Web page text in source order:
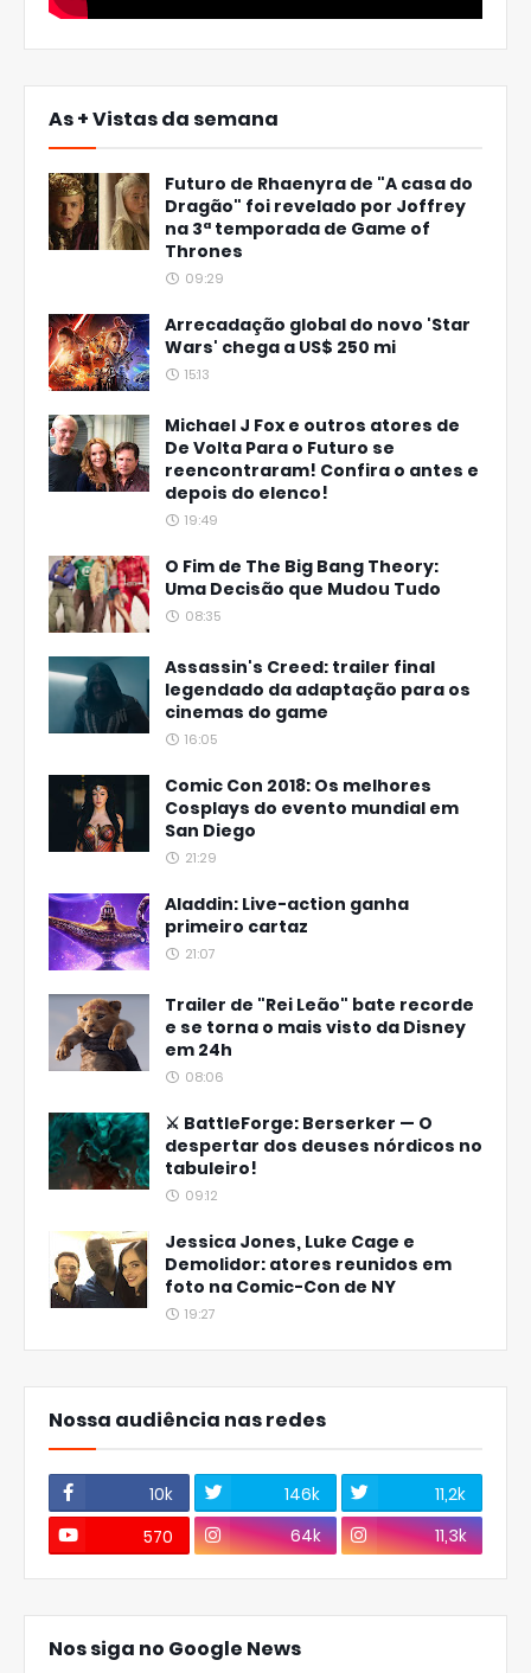
As + Vistas da semana
Futuro de Rhaenyra de "A casa do
Dragão" foi revelado por Joffrey
na 3ª temporada de Game of
Thrones
09:29
Arrecadação global do novo 'Star
Wars' chega a US$ 250 mi
15:13
Michael J Fox e outros atores de
De Volta Para o Futuro se
reencontraram! Confira o antes e
depois do elenco!
19:49
O Fim de The Big Bang Theory:
Uma Decisão que Mudou Tudo
08:35
Assassin's Creed: trailer final
legendado da adaptação para os
cinemas do game
16:05
Comic Con 2018: Os melhores
Cosplays do evento mundial em
San Diego
21:29
Aladdin: Live-action ganha
primeiro cartaz
21:07
Trailer de "Rei Leão" bate recorde
e se torna o mais visto da Disney
em 24h
08:06
⚔️ BattleForge: Berserker — O
despertar dos deuses nórdicos no
tabuleiro!
09:12
Jessica Jones, Luke Cage e
Demolidor: atores reunidos em
foto na Comic-Con de NY
19:27
Nossa audiência nas redes
10k 146k
11,2k
570
64k 11,3k
Nos siga no Google News